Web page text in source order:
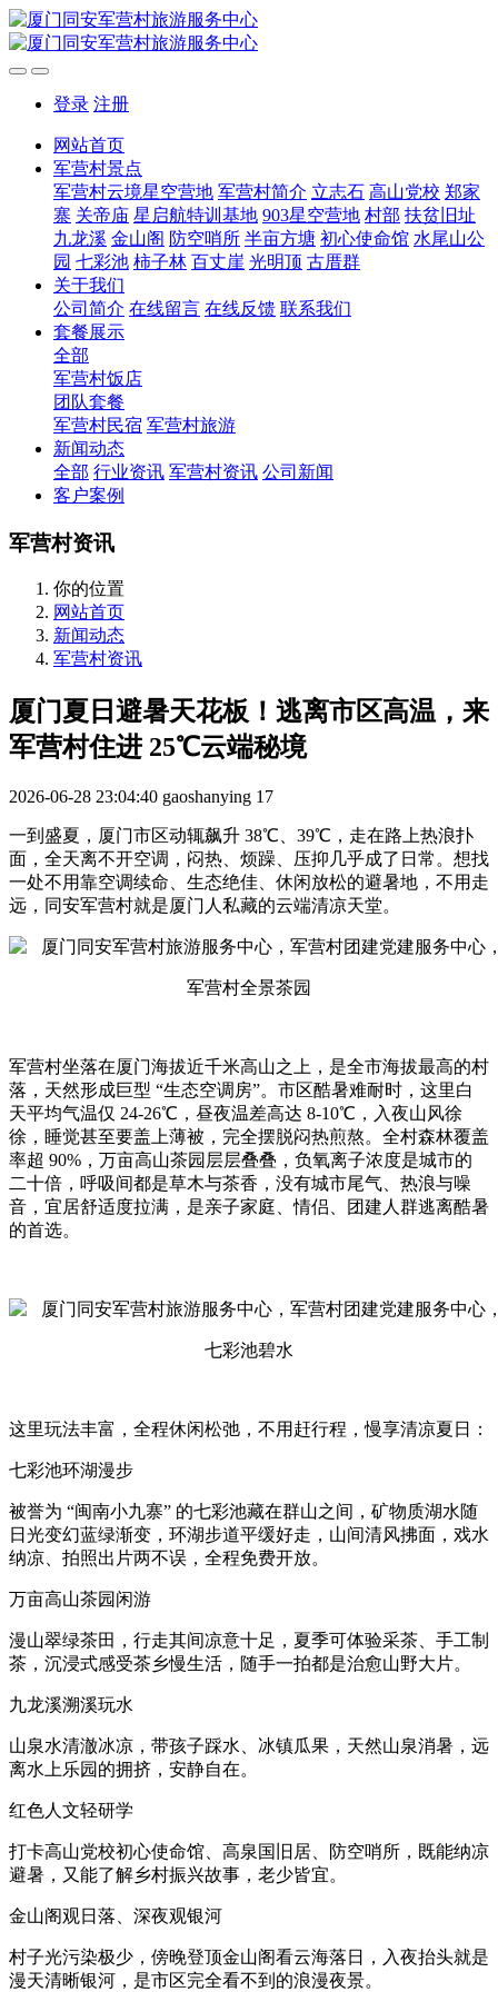
登录 注册
网站首页
军营村景点
军营村云境星空营地 军营村简介 立志石 高山党校 郑家
寨 关帝庙 星启航特训基地 903星空营地 村部 扶贫旧址
九龙溪 金山阁 防空哨所 半亩方塘 初心使命馆 水尾山公
园 七彩池 柿子林 百丈崖 光明顶 古厝群
关于我们
公司简介 在线留言 在线反馈 联系我们
套餐展示
全部
军营村饭店
团队套餐
军营村民宿 军营村旅游
新闻动态
全部 行业资讯 军营村资讯 公司新闻
客户案例
军营村资讯
你的位置
网站首页
新闻动态
军营村资讯
厦门夏日避暑天花板！逃离市区高温，来
军营村住进 25℃云端秘境
2026-06-28 23:04:40 gaoshanying 17
一到盛夏，厦门市区动辄飙升 38℃、39℃，走在路上热浪扑
面，全天离不开空调，闷热、烦躁、压抑几乎成了日常。想找
一处不用靠空调续命、生态绝佳、休闲放松的避暑地，不用走
远，同安军营村就是厦门人私藏的云端清凉天堂。
军营村全景茶园
军营村坐落在厦门海拔近千米高山之上，是全市海拔最高的村
落，天然形成巨型 “生态空调房”。市区酷暑难耐时，这里白
天平均气温仅 24-26℃，昼夜温差高达 8-10℃，入夜山风徐
徐，睡觉甚至要盖上薄被，完全摆脱闷热煎熬。全村森林覆盖
率超 90%，万亩高山茶园层层叠叠，负氧离子浓度是城市的
二十倍，呼吸间都是草木与茶香，没有城市尾气、热浪与噪
音，宜居舒适度拉满，是亲子家庭、情侣、团建人群逃离酷暑
的首选。
七彩池碧水
这里玩法丰富，全程休闲松弛，不用赶行程，慢享清凉夏日：
七彩池环湖漫步
被誉为 “闽南小九寨” 的七彩池藏在群山之间，矿物质湖水随
日光变幻蓝绿渐变，环湖步道平缓好走，山间清风拂面，戏水
纳凉、拍照出片两不误，全程免费开放。
万亩高山茶园闲游
漫山翠绿茶田，行走其间凉意十足，夏季可体验采茶、手工制
茶，沉浸式感受茶乡慢生活，随手一拍都是治愈山野大片。
九龙溪溯溪玩水
山泉水清澈冰凉，带孩子踩水、冰镇瓜果，天然山泉消暑，远
离水上乐园的拥挤，安静自在。
红色人文轻研学
打卡高山党校初心使命馆、高泉国旧居、防空哨所，既能纳凉
避暑，又能了解乡村振兴故事，老少皆宜。
金山阁观日落、深夜观银河
村子光污染极少，傍晚登顶金山阁看云海落日，入夜抬头就是
漫天清晰银河，是市区完全看不到的浪漫夜景。